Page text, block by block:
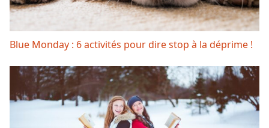
Blue Monday : 6 activités pour dire stop à la déprime !